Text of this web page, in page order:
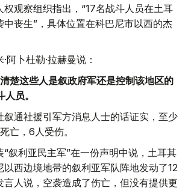
观察组织指出，“17名战斗人员在土耳
中丧生”，具体位置在科巴尼市以西的杰
阿卜杜勒·拉赫曼说：
楚这些人是叙政府军还是控制该地区的
员。
叙通社援引军方消息人士的话证实，至少
亡，6人受伤。
“叙利亚民主军”在一份声明中说，土耳其
西边境地带的叙利亚军队阵地发动了12
言人说，空袭造成了伤亡，但没有提供更